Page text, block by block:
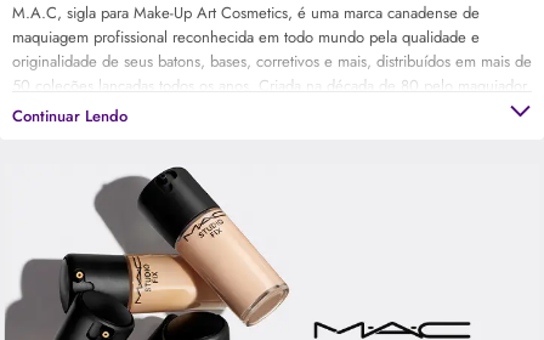
M.A.C, sigla para Make-Up Art Cosmetics, é uma marca canadense de
maquiagem profissional reconhecida em todo mundo pela qualidade e
originalidade de seus batons, bases, corretivos e mais, distribuídos em mais de
50 coleções lançadas todos os anos. Criada na década de 80 pelo maquiador
e fotógrafo Frank Toskan e o dono de salão de beleza Frank Angelo com o
e no visual das ruas com cores, texturas e acabamentos ousados e que lançam
tendência. Além de ser referência em maquiagem, M.A.C também é
reconhecida pelo seu engajamento em campanhas em prol das vítimas do
HIV/AIDS e no combate à infecção pelo mundo com o M·A·C AIDS Fund e a
campanha VIVA GLAM, que conta com o apoio de porta-vozes importantes
para a conscientização e prevenção à doença.
Continuar Lendo